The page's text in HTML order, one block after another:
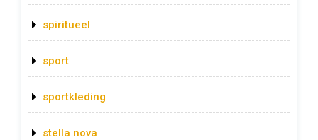
spiritueel
sport
sportkleding
stella nova